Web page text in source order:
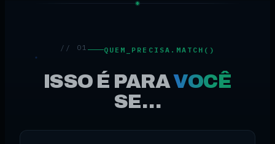
// 01 QUEM_PRECISA.MATCH()
ISSO É PARAVOCÊ
SE…